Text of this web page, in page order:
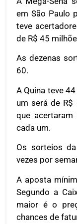
em São Paulo
teve
de R$ 45
As dezenas
60.
A Quina teve
um será de R$
que acertaram
cada um.
Os sorteios
vezes por
A aposta
Segundo a
maior é o
chances de